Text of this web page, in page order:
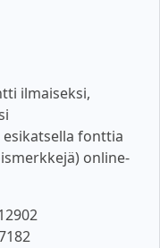
ilmaiseksi,
fonttia
online-